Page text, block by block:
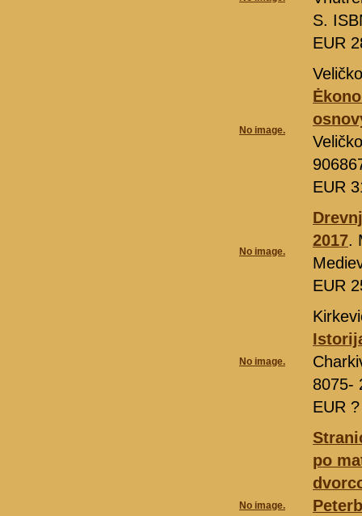
S.
EUR
No image.
EUR
No image.
2017.
EUR
No image.
8075-
EUR
No image.
po